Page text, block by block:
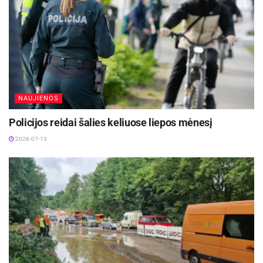
kaloringumu. Tuo tarpu esant lauke, pasigaminti
galima anaiptol ne visus patiekalus – dėl to
skiriami sausi daviniai.
Aktualios naujienos
DHL perka „Venipak“ grupę: stiprins pozicijas
Baltijos šalyse
savininkams: ekonominio saugumo ir solidarumo
su Ukraina užtikrinimas
2026-07-25
„Sausų davinių sudėtyje esantis maistas jau būna
paruoštas vartojimui arba reikalauja minimalaus
greito paruošimo, pašildžius ar užpylus karštu
NAUJIENOS
Policijos reidai šalies keliuose liepos mėnesį
2026-07-13